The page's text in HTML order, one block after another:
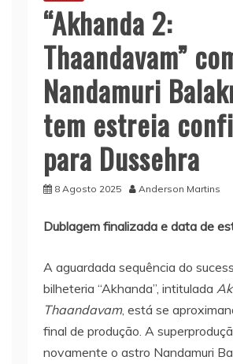
“Akhanda 2:
Thaandavam”
Nandamuri
tem estreia
para Dussehra
8 Agosto 2025 Anderson Martins
Dublagem finalizada e data de
A aguardada sequência do
bilheteria “Akhanda”, intitulada
Thaandavam, está se
final de produção. A
novamente o astro Nandamuri